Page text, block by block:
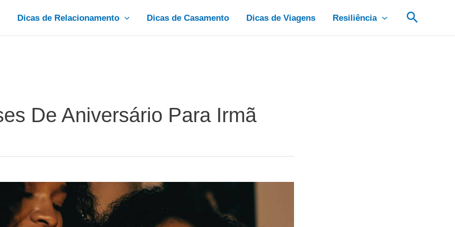
Dicas de Relacionamento Dicas de Casamento Dicas de Viagens Resiliência
De Aniversário Para Irmã